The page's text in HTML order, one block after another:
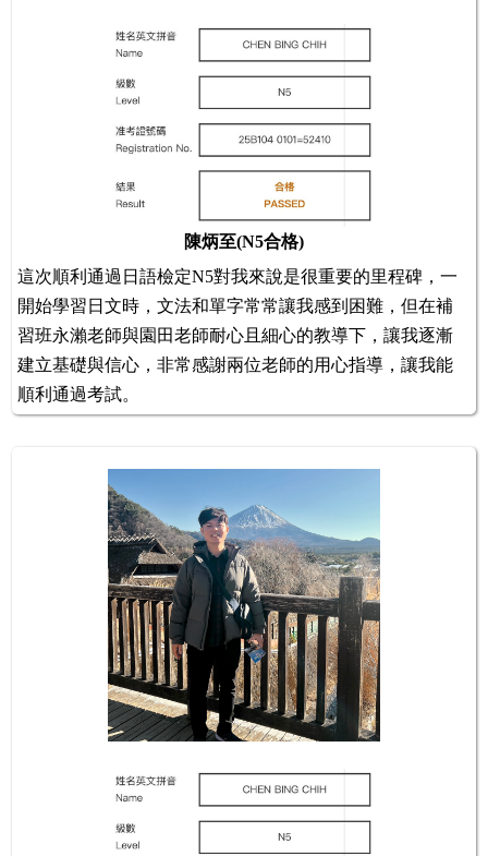
陳炳至(N5合格)
這次順利通過日語檢定N5對我來說是很重要的里程碑，一
開始學習日文時，文法和單字常常讓我感到困難，但在補
習班永瀨老師與園田老師耐心且細心的教導下，讓我逐漸
建立基礎與信心，非常感謝兩位老師的用心指導，讓我能
順利通過考試。